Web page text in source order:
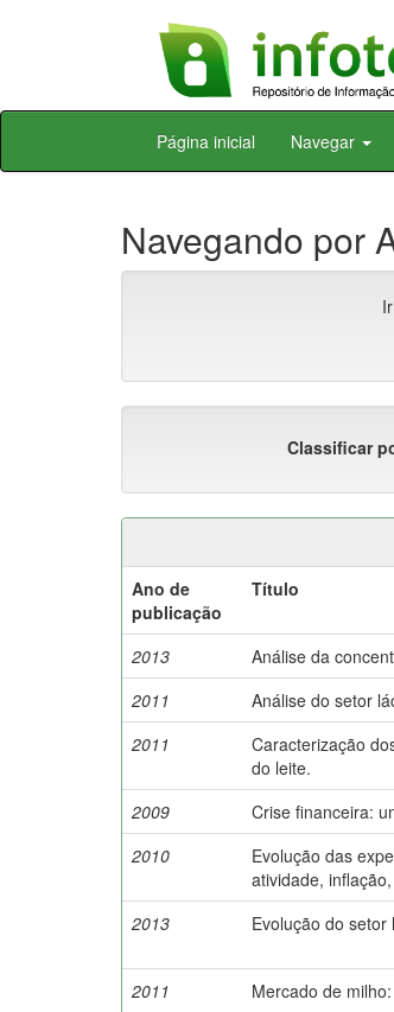
Skip
Página inicial Navegar
Navegando por
Classificar
Ano de
publicação
Título
2013 Análise da
2011
Análise do setor
2011
Caracterização
do leite.
2009
Crise financeira:
2010
Evolução das
atividade,
2013 Evolução do
2011
Mercado de